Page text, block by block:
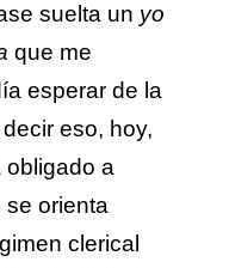
suelta un yo
que me
esperar de la
eso, hoy,
obligado a
se orienta
clerical